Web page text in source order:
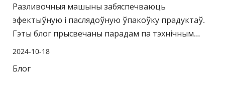
Разливочныя машыны забяспечваюць
эфектыўную і паслядоўную ўпакоўку прадуктаў.
Гэты блог прысвечаны парадам па тэхнічным
абслугоўванні разливочных машын, уключаючы
тэхнічным абслугоўванні, а таксама планаванне
2024-10-18
Блог